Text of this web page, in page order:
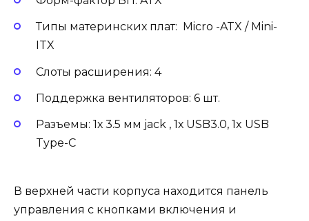
Типы материнских плат: Micro -ATX / Mini-
ITX
Слоты расширения: 4
Поддержка вентиляторов: 6 шт.
Разъемы: 1х 3.5 мм jack , 1х USB3.0, 1x USB
Type-C
В верхней части корпуса находится панель
управления с кнопками включения и